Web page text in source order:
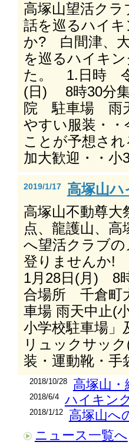
高塚山望活クラ
話を巡るハイ
か? 白間津、
を巡るハイキ
た。 1.日時 令
(日) 8時30分
院 駐車場 雨
やすい服装・
ことが予想さ
加大歓迎・・小
2019/1/17
高塚山
高塚山不動尊大
点、龍護山、高
へ望活クラブ
登りませんか!
1月28日(月) 8
合場所 千倉町
車場 雨天中止(
小学校駐車場
リュックサッ
装・運動靴・
2018/10/28 高塚山
2018/6/4 ハイキン
2018/1/12
高塚山へ
ニュース一覧へ